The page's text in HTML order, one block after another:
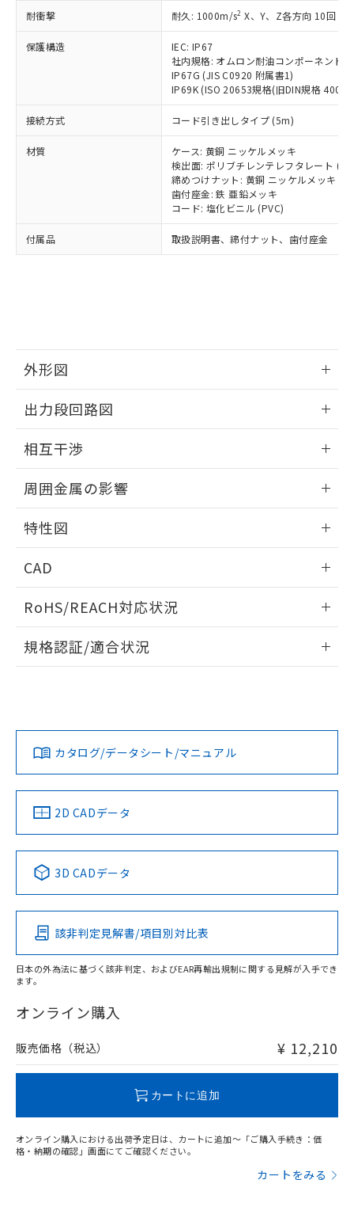
耐衝撃 耐久: 1000m/s2 X、Y、Z各方向 10回
保護構造
IEC: IP67
社内規格: オムロン耐油コンポーネント
IP67G (JIS C0920 附属書1)
IP69K (ISO 20653規格(旧DIN規格
接続方式 コード引き出しタイプ (5m)
材質
ケース: 黄銅 ニッケルメッキ
検出面: ポリブチレンテレフタレート
締めつけナット: 黄銅 ニッケルメッキ
歯付座金: 鉄 亜鉛メッキ
コード: 塩化ビニル (PVC)
付属品 取扱説明書、締付ナット、歯付座金
外形図
外形図
出力段回路図
出力段回路図
タイムチャート
相互干渉
相互干渉
A: 120mm以上、B: 100mm以上
周囲金属の影響
周囲金属の影響
以上、n: 50mm以上
特性図
検出物体の大きさと材質による影響
検出領域
CAD
ドすることができます。
ログイン/会員登録
ダウンロードデータをご利用いただく前に、以下を必ずお読
みください。
ソフトウェアの使用条件
RoHS/REACH対応状況
EU RoHS 注意事項・凡例
対応済み
中国 RoHS 注意事項・凡例
Pb Hg Cd Cr(VI)
O
在庫等で未対応品が混在する可能性があります。
問い合わせください。
規格認証/適合状況
LR型式承認
（イギリス
船舶規格）
DNV型式承認
（ノルウェー
BV型式承認
（フランス
KR型式
（韓国
No No No No
この製品の規格認証/適合状況ページへ
その他の認証はこちらのページからご検索ください
カタログ/データシート/マニュアル
2D CADデータ
3D CADデータ
該非判定見解書/項目別対比表
日本の外為法に基づく該非判定、およびEAR再輸出規制に関する見解が入手でき
ます。
オンライン購入
販売価格（税込） ¥ 12,210
カートに追加
オンライン購入における出荷予定日は、カートに追加～「ご購入手続き：価
格・納期の確認」画面にてご確認ください。
カートをみる
覧された時点での実際の在庫および標
準価格とは異なる場合があることをご
了承ください。
正式な納期状況および標準価格はお客
様のお取引先、またはお客様担当のオ
ムロン制御機器販売店・当社販売員に
ご相談ください。
オムロン制御機器販売店や当社販売拠
販売ネットワーク
」をご確認
在庫状況および標準価格結果を当社の
事前の承諾なく第三者に漏洩または開
示しないようお願いします。
マイパーツ機能（部品リスト作成サー
ビス）をご利用いただくには、I-Web
品・サービスに関するお客様との取
※当社の共同利用者とは、
の共同利用に関して"
用者の範囲」に記載されている法人を
鉛(Pb) 1000ppm以下、 水銀(Hg) 1000ppm以下、 カド
ミウム(Cd) 100ppm以下、
六価クロム(Cr(Ⅵ)) 1000ppm以下、ポリ臭化ビフェニル
類(PBB) 1000ppm以下、ポリ臭化ジフェニルエーテル類
(PBDE) 1000ppm以下、フタル酸ビス(2-エチルヘキシ
ル) (DEHP)(別名：DOP) 1000ppm以下、フタル酸ブチ
ルベンジル（BBP） 1000ppm以下、フタル酸ジブチル
（DBP） 1000ppm以下、フタル酸ジイソブチル
適用除外項目は除く。
フタル酸エステル類の４物質については閾値を超える意
図的な使用がないことを確認しています。
部品在庫の切り替え状況などにより、予定
月が前後することがあります。
とができます。
EU RoHS指令（10物質）の非含有証明書
51物質の非含有証明書（当社基準）
※本証明書は発行日時点で非含有を証明す
るもので、過去に遡って非含有を証明する
ものではありません。
物質の対応では、対応完了までの期間は出
荷製品に未対応品が混在することから備考
欄に対応日を記載しておりました。
既に当社にて対応品への在庫切替を完了
*中国RoHS10物質の基準値 (GB/T26572)：
Pb(鉛) :1000ppm、 Hg(水銀) : 1000ppm、 Cd(カドミウ
Cr(Ⅵ)(六価クロム) : 1000ppm、 PBBs(ポリ臭化ビフェ
ニル類) : 1000ppm、 PBDEs(ポリ臭化ジフェニルエーテ
DBP(フタル酸ジブチル) : 1000ppm、 DIBP(フタル酸ジ
イソブチル) : 1000ppm、 BBP(フタル酸ブチルベンジ
DEHP(フタル酸ビス(2-エチルヘキシル)) : 1000ppm
※2 環境保護使用期限
「ｅ」：有害物質（10物質）のすべてが基
準値以下であることを示します。
「10」：通常の使用状況下において有害物
質が外部に漏えいし、環境に深刻な影響を
及ぼさない年数を意味します。
国政府の輸出許可(または役務取引許
可)を取得するなどの必要な手続きを
当社は規制貨物を破棄する場合は、完
全に破砕するなど、違法に輸出されな
いよう必要な手段を講じます。
当社は貴社製品を、核兵器、ミサイ
ル、化学兵器、生物兵器またはその他
武器並びにこれらの製造装置等に一切
使用いたしません。
当社は、貴社製品を第三者に販売する
場合は、上記1、2および3の内容を当
該第三者に通知します。また当社は、
販売先および販売に係わる関係者が違
法に輸出するおそれがある場合は、取
一定数以上の在庫あり
一定数には満たないが在庫あり
在庫なし(最新の在庫状況につ
いては、お客様のお取引先、ま
たはお客様担当のオムロン制御
機器販売店・当社販売員にご確
認ください)
白
受注生産機種、また在庫状況の
情報を公開していない機種